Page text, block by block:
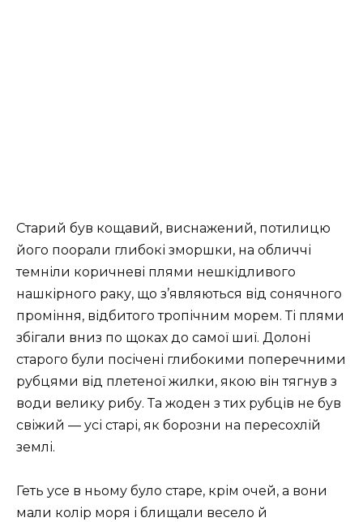
Старий був кощавий, виснажений, потилицю
його поорали глибокі зморшки, на обличчі
темніли коричневі плями нешкідливого
нашкірного раку, що з’являються від сонячного
проміння, відбитого тропічним морем. Ті плями
збігали вниз по щоках до самої шиї. Долоні
старого були посічені глибокими поперечними
рубцями від плетеної жилки, якою він тягнув з
води велику рибу. Та жоден з тих рубців не був
свіжий — усі старі, як борозни на пересохлій
землі.
Геть усе в ньому було старе, крім очей, а вони
мали колір моря і блищали весело й